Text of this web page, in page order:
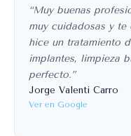
“Muy buenas
muy cuidadosas y
hice un tratamiento
implantes, limpieza
perfecto.”
Jorge Valenti Carro
Ver en Google